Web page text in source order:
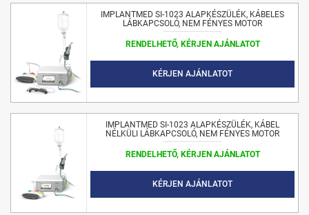
IMPLANTMED SI-1023 ALAPKÉSZÜLÉK, KÁBELES
LÁBKAPCSOLÓ, NEM FÉNYES MOTOR
RENDELHETŐ, KÉRJEN AJÁNLATOT
KÉRJEN AJÁNLATOT
IMPLANTMED SI-1023 ALAPKÉSZÜLÉK, KÁBEL
NÉLKÜLI LÁBKAPCSOLÓ, NEM FÉNYES MOTOR
RENDELHETŐ, KÉRJEN AJÁNLATOT
KÉRJEN AJÁNLATOT